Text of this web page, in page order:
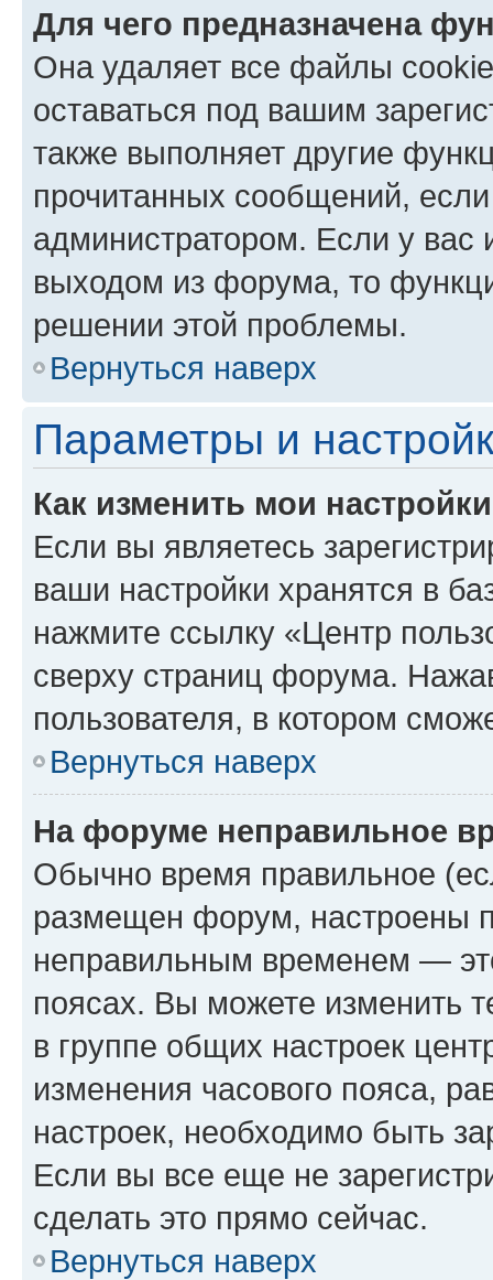
Для чего предназначена
Она удаляет все файлы
оставаться под вашим
также выполняет другие
прочитанных сообщений,
администратором. Если у
выходом из форума, то
решении этой проблемы.
Вернуться наверх
Параметры и
Как изменить мои
Если вы являетесь
ваши настройки хранятся в
нажмите ссылку «Центр
сверху страниц форума.
пользователя, в котором
Вернуться наверх
На форуме неправильное
Обычно время правильное
размещен форум, настроены
неправильным временем —
поясах. Вы можете изменить
в группе общих настроек
изменения часового пояса,
настроек, необходимо быть
Если вы все еще не
сделать это прямо сейчас.
Вернуться наверх